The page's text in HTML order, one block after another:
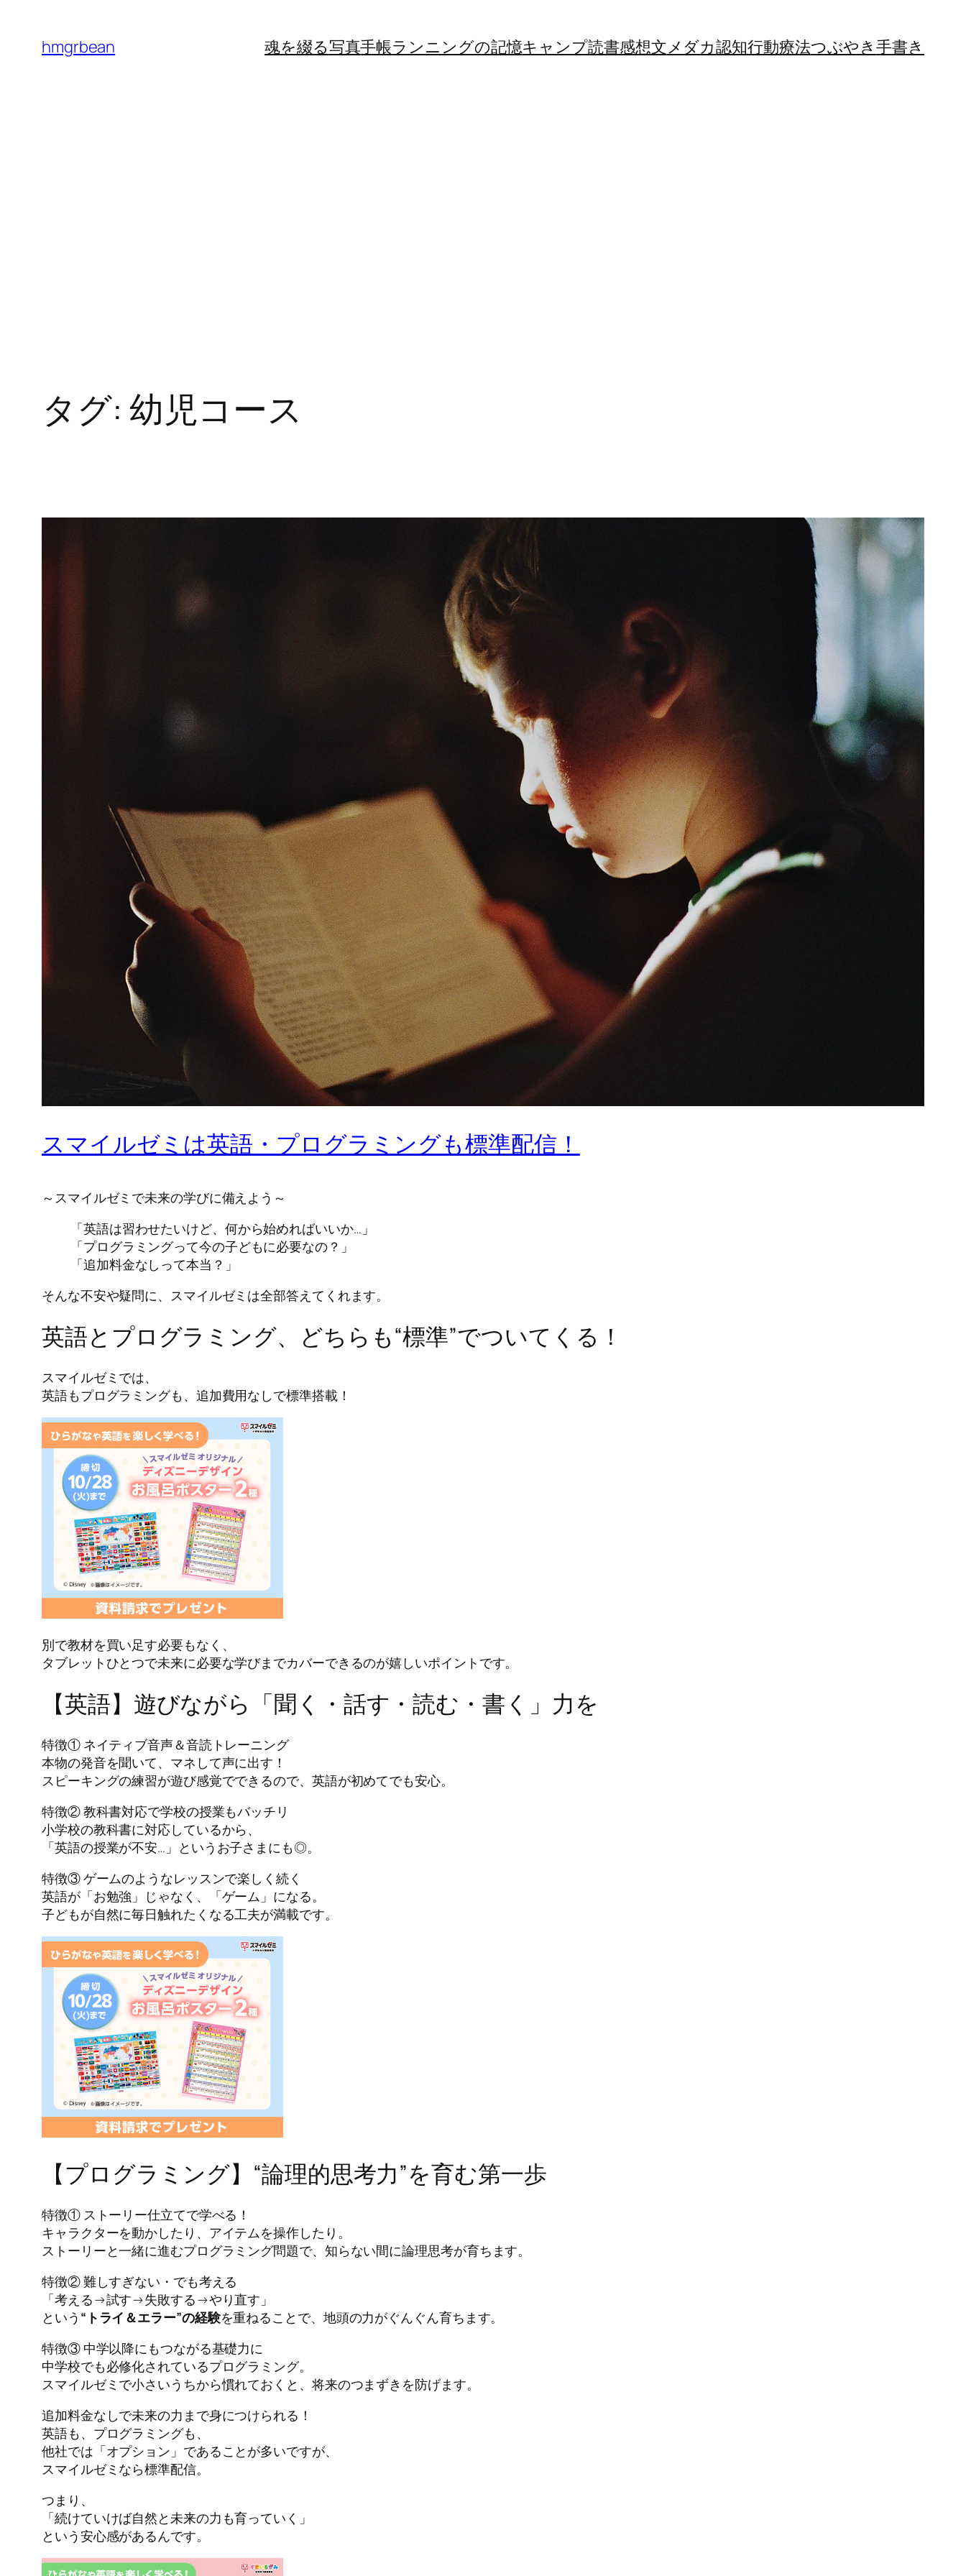
hmgrbean 魂を綴る写真手帳ランニングの記憶キャンプ読書感想文メダカ認知行動療法つぶやき手書き
タグ: 幼児コース
スマイルゼミは英語・プログラミングも標準配信！
～スマイルゼミで未来の学びに備えよう～
「英語は習わせたいけど、何から始めればいいか…」
「プログラミングって今の子どもに必要なの？」
「追加料金なしって本当？」
そんな不安や疑問に、スマイルゼミは全部答えてくれます。
英語とプログラミング、どちらも“標準”でついてくる！
スマイルゼミでは、
英語もプログラミングも、追加費用なしで標準搭載！
別で教材を買い足す必要もなく、
タブレットひとつで未来に必要な学びまでカバーできるのが嬉しいポイントです。
【英語】遊びながら「聞く・話す・読む・書く」力を
特徴① ネイティブ音声＆音読トレーニング
本物の発音を聞いて、マネして声に出す！
スピーキングの練習が遊び感覚でできるので、英語が初めてでも安心。
特徴② 教科書対応で学校の授業もバッチリ
小学校の教科書に対応しているから、
「英語の授業が不安…」というお子さまにも◎。
特徴③ ゲームのようなレッスンで楽しく続く
英語が「お勉強」じゃなく、「ゲーム」になる。
子どもが自然に毎日触れたくなる工夫が満載です。
【プログラミング】“論理的思考力”を育む第一歩
特徴① ストーリー仕立てで学べる！
キャラクターを動かしたり、アイテムを操作したり。
ストーリーと一緒に進むプログラミング問題で、知らない間に論理思考が育ちます。
特徴② 難しすぎない・でも考える
「考える→試す→失敗する→やり直す」
という “トライ＆エラー”の経験を重ねることで、地頭の力がぐんぐん育ちます。
特徴③ 中学以降にもつながる基礎力に
中学校でも必修化されているプログラミング。
スマイルゼミで小さいうちから慣れておくと、将来のつまずきを防げます。
追加料金なしで未来の力まで身につけられる！
英語も、プログラミングも、
他社では「オプション」であることが多いですが、
スマイルゼミなら標準配信。
つまり、
「続けていけば自然と未来の力も育っていく」
という安心感があるんです。